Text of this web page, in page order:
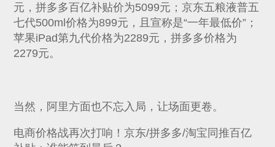
元，拼多多百亿补贴价为5099元；京东五粮液普五
七代500ml价格为899元，且宣称是“一年最低价”；
苹果iPad第九代价格为2289元，拼多多价格为
2279元。
当然，阿里方面也不忘入局，让场面更卷。
电商价格战再次打响！京东/拼多多/淘宝同推百亿